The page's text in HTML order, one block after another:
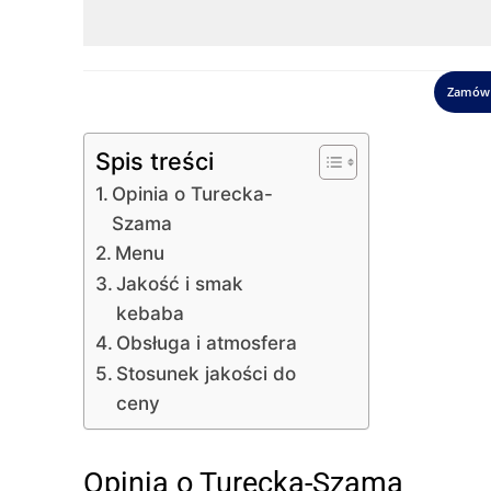
Spis treści
Opinia o Turecka-
Szama
Menu
Jakość i smak
kebaba
Obsługa i atmosfera
Stosunek jakości do
ceny
Opinia o Turecka-Szama